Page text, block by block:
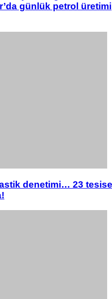
günlük petrol üretimi
denetimi… 23 tesise